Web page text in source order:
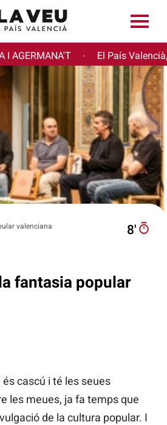
I AGERMANA'T · El País
valenciana 8′
fantasia popular
és cascú i té les seues
les meues, ja fa temps que
de la cultura popular. I